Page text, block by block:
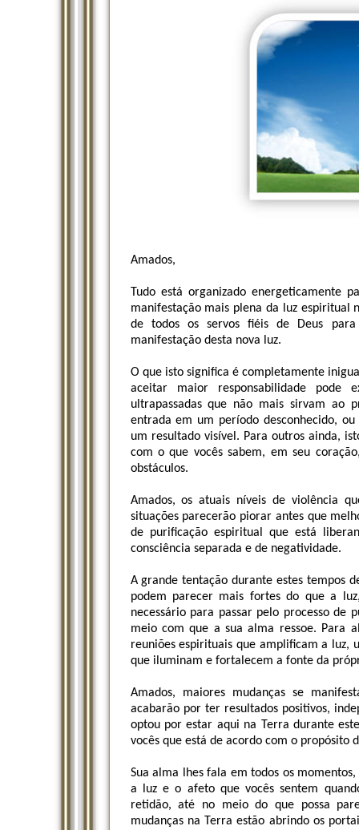
Amados,
Tudo está organizado energeticamente
manifestação mais plena da luz espiritual
de todos os servos fiéis de Deus
manifestação desta nova luz.
O que isto significa é completamente
aceitar maior responsabilidade pode
ultrapassadas que não mais sirvam ao
entrada em um período desconhecido,
um resultado visível. Para outros ainda,
com o que vocês sabem, em seu
obstáculos.
Amados, os atuais níveis de violência
situações parecerão piorar antes que
de purificação espiritual que está
consciência separada e de negatividade.
A grande tentação durante estes tempos
podem parecer mais fortes do que a
necessário para passar pelo processo
meio com que a sua alma ressoe. Para
reuniões espirituais que amplificam a luz,
que iluminam e fortalecem a fonte da
Amados, maiores mudanças se
acabarão por ter resultados positivos,
optou por estar aqui na Terra durante
vocês que está de acordo com o propósito
Sua alma lhes fala em todos os
a luz e o afeto que vocês sentem
retidão, até no meio do que possa
mudanças na Terra estão abrindo os